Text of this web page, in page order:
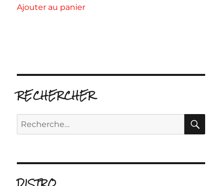
Ajouter au panier
RECHERCHER
Recherche
pour :